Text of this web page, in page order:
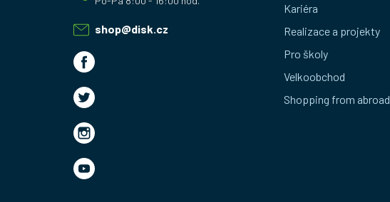
shop@disk.cz
Kariéra
Realizace a projekty
Pro školy
Velkoobchod
Shopping from abroad